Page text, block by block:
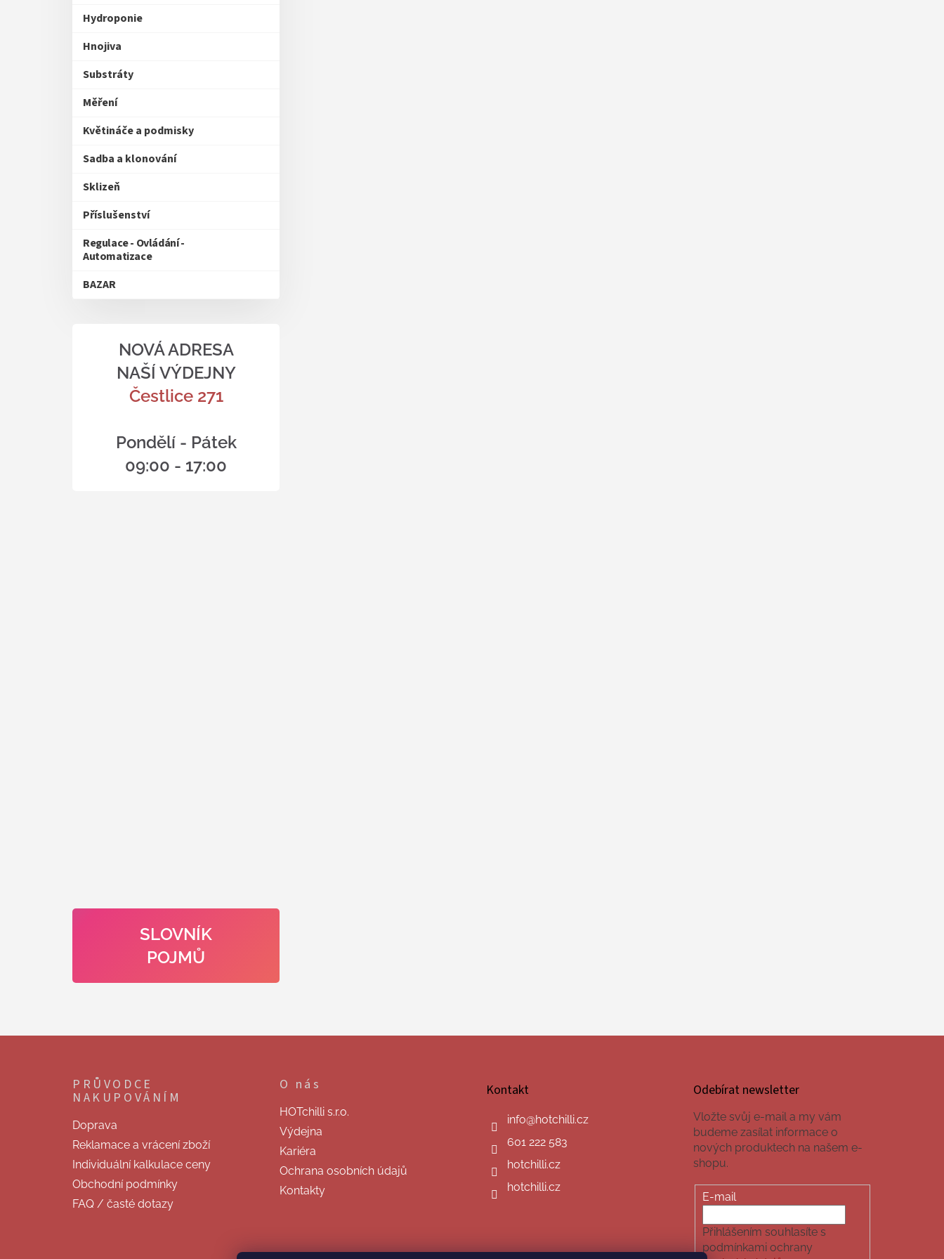
Hydroponie
Hnojiva
Substráty
Měření
Květináče a podmisky
Sadba a klonování
Sklizeň
Příslušenství
Regulace - Ovládání -
Automatizace
BAZAR
NOVÁ ADRESA
NAŠÍ VÝDEJNY
Čestlice 271
Pondělí - Pátek
09:00 - 17:00
SLOVNÍK
POJMŮ
PRŮVODCE
NAKUPOVÁNÍM
Doprava
Reklamace a vrácení zboží
Individuální kalkulace ceny
Obchodní podmínky
FAQ / časté dotazy
O nás
HOTchilli s.r.o.
Výdejna
Kariéra
Ochrana osobních údajů
Kontakty
Kontakt
info@hotchilli.cz
601 222 583
hotchilli.cz
hotchilli.cz
Odebírat newsletter
Vložte svůj e-mail a my vám
budeme zasílat informace o
nových produktech na našem e-
shopu.
E-mail
Přihlášením souhlasíte s
podmínkami ochrany